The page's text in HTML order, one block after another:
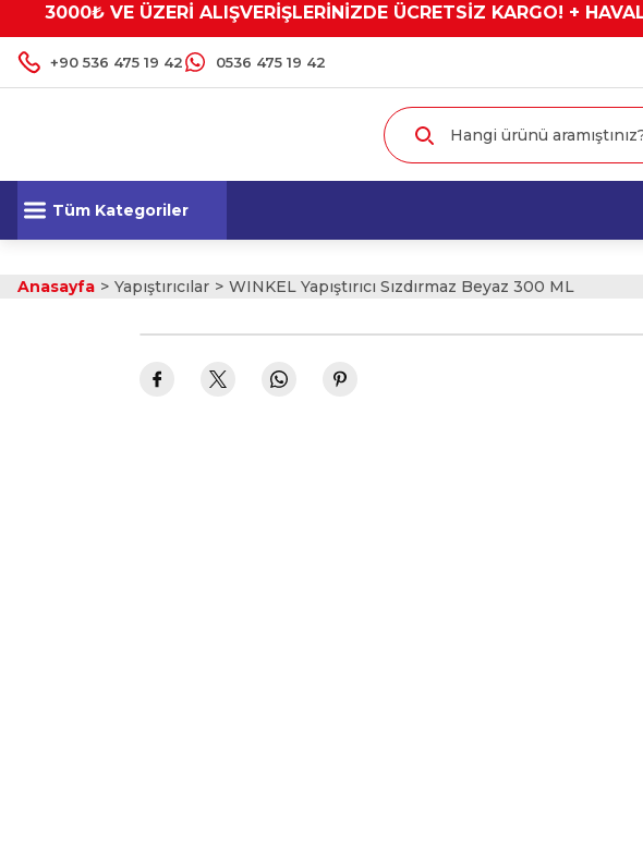
3000₺ VE ÜZERİ ALIŞVERİŞLERİNİZDE ÜCRETSİZ KARGO! +
+90 536 475 19 42 0536 475 19 42
Tüm Kategoriler
Anasayfa Yapıştırıcılar WINKEL Yapıştırıcı Sızdırmaz Beyaz 300 ML